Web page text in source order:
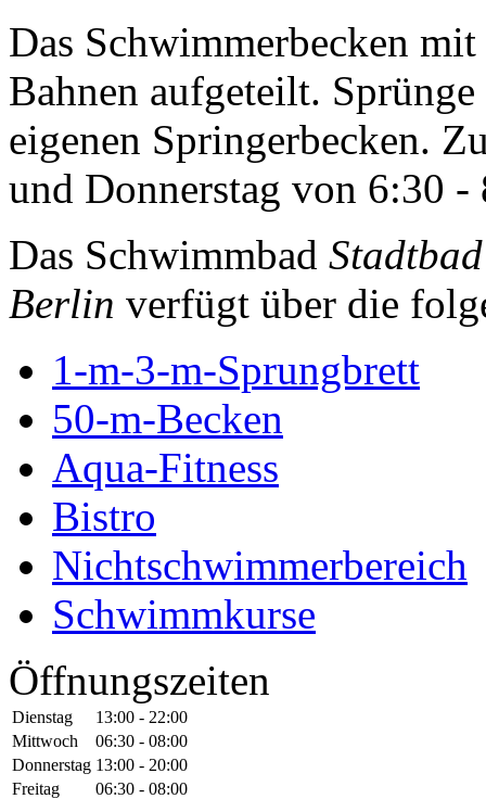
Das Schwimmerbecken
Bahnen aufgeteilt.
eigenen Springerbecken.
und Donnerstag von 6:30 -
Das Schwimmbad
Berlin verfügt über die
1-m-3-m-Sprungbrett
50-m-Becken
Aqua-Fitness
Bistro
Nichtschwimmerbereich
Schwimmkurse
Öffnungszeiten
Dienstag
13:00 - 22:00
Mittwoch
06:30 - 08:00
Donnerstag 13:00 - 20:00
Freitag
06:30 - 08:00